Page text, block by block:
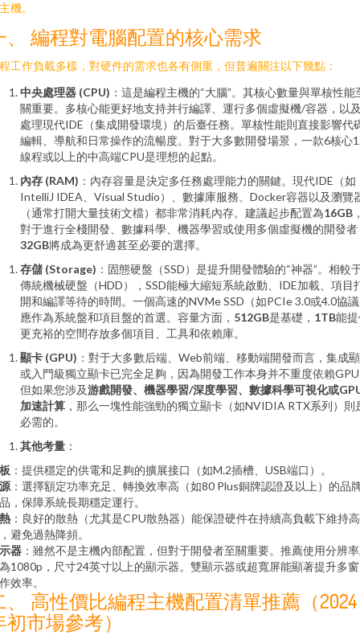
機。
、 編程對電腦配置的核心需求
工作負載多樣，對硬件的需求也各有側重，但普遍關注以下幾點：
中央處理器 (CPU) ：這是編程主機的“大腦”。其核心數量與單核性能
關重要。多核心能更好地支持并行編譯、運行多個虛擬機/容器，以
處理現代IDE（集成開發環境）的后臺任務。單核性能則直接影響代
編輯、導航和日常操作的流暢度。對于大多數開發場景，一款6核心
線程或以上的中高端CPU是理想的起點。
內存 (RAM) ：內存容量是決定多任務處理能力的關鍵。現代IDE（如
IntelliJ IDEA、Visual Studio）、數據庫服務、Docker容器以及瀏覽
（通常打開大量技術文檔）都非常消耗內存。建議起步配置為16GB
對于進行全棧開發、數據科學、機器學習或使用多個虛擬機的開發者
32GB將成為更舒適甚至必要的選擇。
存儲 (Storage) ：固態硬盤（SSD）是提升開發體驗的“神器”。相較
傳統機械硬盤（HDD），SSD能極大縮短系統啟動、IDE加載、項目
開和編譯等待的時間。一個高速的NVMe SSD（如PCIe 3.0或4.0協
應作為系統盤和項目盤的首選。容量方面， 512GB是基礎， 1TB能
更充裕的空間存放多個項目、工具和依賴庫。
顯卡 (GPU) ：對于大多數后端、Web前端、移動端開發而言，集成
或入門級獨立顯卡已完全足夠，因為開發工作本身并不重度依賴
但如果您涉及游戲開發、機器學習/深度學習、數據科學可視化或
加速計算 ，那么一塊性能強勁的獨立顯卡（如NVIDIA RTX系列）則
必需的。
其他考量 ：
：提供穩定的供電和足夠的擴展接口（如M.2插槽、USB端口）。
：選擇額定功率充足、轉換效率高（如80 Plus銅牌認證及以上）的品
，保障系統長期穩定運行。
：良好的散熱（尤其是CPU散熱器）能保證硬件在持續高負載下維持
避免過熱降頻。
器 ：雖然不是主機內部配置，但對于開發者至關重要。推薦使用分辨
1080p，尺寸24英寸以上的顯示器。雙顯示器或超寬屏能顯著提升多
效率。
、 高性價比編程主機配置清單推薦（2024
初市場參考）